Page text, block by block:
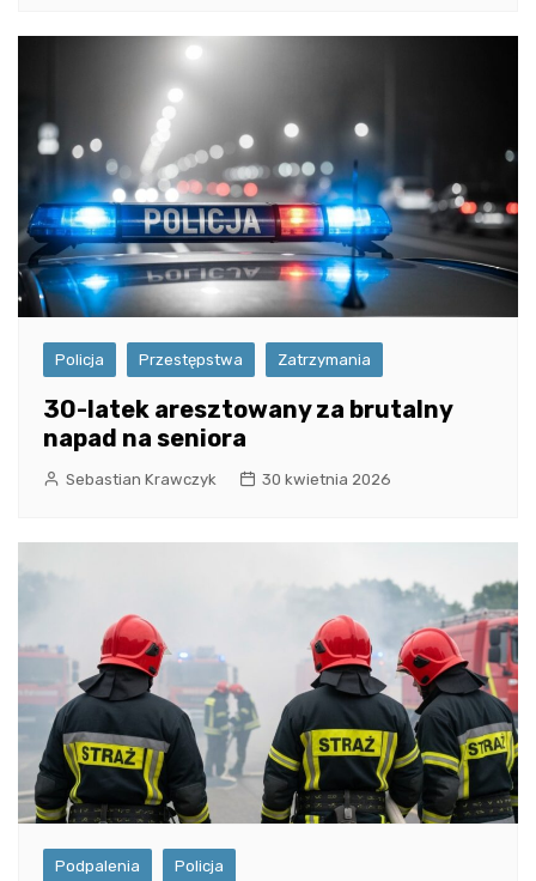
Policja Przestępstwa Zatrzymania
30-latek aresztowany za brutalny
napad na seniora
Sebastian Krawczyk 30 kwietnia 2026
Podpalenia Policja